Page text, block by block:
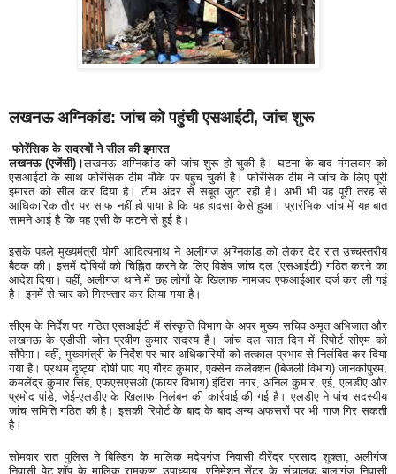
लखनऊ अग्निकांड: जांच को पहुंची एसआईटी, जांच शुरू
फोरेंसिक के सदस्यों ने सील की इमारत
लखनऊ (एजेंसी)।लखनऊ अग्निकांड की जांच शुरू हो चुकी है। घटना के बाद मंगलवार को
एसआईटी के साथ फोरेंसिक टीम मौके पर पहुंच चुकी है। फोरेंसिक टीम ने जांच के लिए पूरी
इमारत को सील कर दिया है। टीम अंदर से सबूत जुटा रही है। अभी भी यह पूरी तरह से
आधिकारिक तौर पर साफ नहीं हो पाया है कि यह हादसा कैसे हुआ। प्रारंभिक जांच में यह बात
सामने आई है कि यह एसी के फटने से हुई है।
इसके पहले मुख्यमंत्री योगी आदित्यनाथ ने अलीगंज अग्निकांड को लेकर देर रात उच्चस्तरीय
बैठक की। इसमें दोषियों को चिह्नित करने के लिए विशेष जांच दल (एसआईटी) गठित करने का
आदेश दिया। वहीं, अलीगंज थाने में छह लोगों के खिलाफ नामजद एफआईआर दर्ज कर ली गई
है। इनमें से चार को गिरफ्तार कर लिया गया है।
सीएम के निर्देश पर गठित एसआईटी में संस्कृति विभाग के अपर मुख्य सचिव अमृत अभिजात और
लखनऊ के एडीजी जोन प्रवीण कुमार सदस्य हैं। जांच दल सात दिन में रिपोर्ट सीएम को
सौंपेगा। वहीं, मुख्यमंत्री के निर्देश पर चार अधिकारियों को तत्काल प्रभाव से निलंबित कर दिया
गया है। प्रथम दृष्ट्या दोषी पाए गए गौरव कुमार, एक्सेन कलेक्शन (बिजली विभाग) जानकीपुरम,
कमलेंद्र कुमार सिंह, एफएसएसओ (फायर विभाग) इंदिरा नगर, अनिल कुमार, एई, एलडीए और
प्रमोद पांडे, जेई-एलडीए के खिलाफ निलंबन की कार्रवाई की गई है। एलडीए ने पांच सदस्यीय
जांच समिति गठित की है। इसकी रिपोर्ट के बाद के बाद अन्य अफसरों पर भी गाज गिर सकती
है।
सोमवार रात पुलिस ने बिल्डिंग के मालिक मदेयगंज निवासी वीरेंद्र प्रसाद शुक्ला, अलीगंज
निवासी पेट शॉप के मालिक रामकृष्ण उपाध्याय, एनिमेशन सेंटर के संचालक बालागंज निवासी